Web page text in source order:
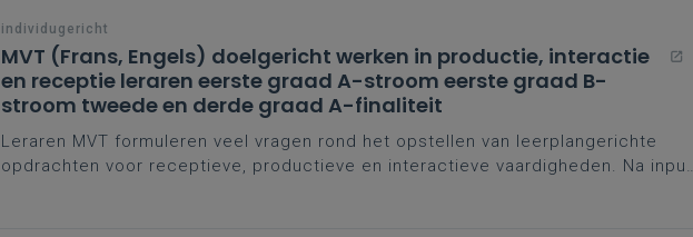
individugericht
MVT (Frans, Engels) doelgericht werken in productie, interactie
en receptie leraren eerste graad A-stroom eerste graad B-
stroom tweede en derde graad A-finaliteit
Leraren MVT formuleren veel vragen rond het opstellen van leerplangerichte
opdrachten voor receptieve, productieve en interactieve vaardigheden. Na input